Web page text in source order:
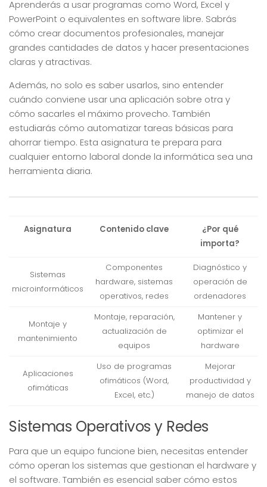
Aprenderás a usar programas como Word, Excel y
PowerPoint o equivalentes en software libre. Sabrás
cómo crear documentos profesionales, manejar
grandes cantidades de datos y hacer presentaciones
claras y atractivas.
Además, no solo es saber usarlos, sino entender
cuándo conviene usar una aplicación sobre otra y
cómo sacarles el máximo provecho. También
estudiarás cómo automatizar tareas básicas para
ahorrar tiempo. Esta asignatura te prepara para
cualquier entorno laboral donde la informática sea una
herramienta diaria.
Asignatura Contenido clave
¿Por qué
importa?
Sistemas
microinformáticos
Componentes
hardware, sistemas
operativos, redes
Diagnóstico y
operación de
ordenadores
Montaje y
mantenimiento
Montaje, reparación,
actualización de
equipos
Mantener y
optimizar el
hardware
Aplicaciones
ofimáticas
Uso de programas
ofimáticos (Word,
Excel, etc.)
Mejorar
productividad y
manejo de datos
Sistemas Operativos y Redes
Para que un equipo funcione bien, necesitas entender
cómo operan los sistemas que gestionan el hardware y
el software. También es esencial saber cómo estos